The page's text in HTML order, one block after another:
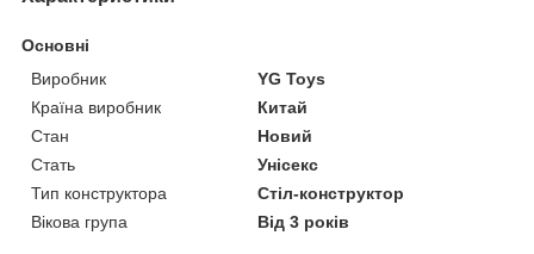
Основні
Виробник
YG Toys
Країна виробник
Китай
Стан
Новий
Стать
Унісекс
Тип конструктора
Стіл-конструктор
Вікова група
Від 3 років